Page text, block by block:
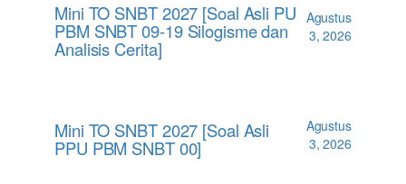
Mini TO SNBT 2027 [Soal Asli PU
PBM SNBT 09-19 Silogisme dan
Analisis Cerita]
Agustus
3, 2026
Mini TO SNBT 2027 [Soal Asli
PPU PBM SNBT 00]
Agustus
3, 2026